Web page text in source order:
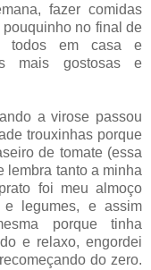
fazer comidas
no final de
todos em casa e
mais gostosas e
a virose passou
trouxinhas porque
de tomate (essa
lembra tanto a minha
foi meu almoço
e legumes, e assim
porque tinha
e relaxo, engordei
do zero.